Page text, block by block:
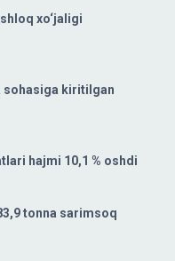
xo‘jaligi
sohasiga kiritilgan
hajmi 10,1 % oshdi
tonna sarimsoq